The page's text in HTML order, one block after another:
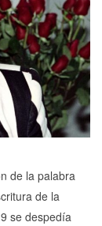
de la palabra
de la
se despedía